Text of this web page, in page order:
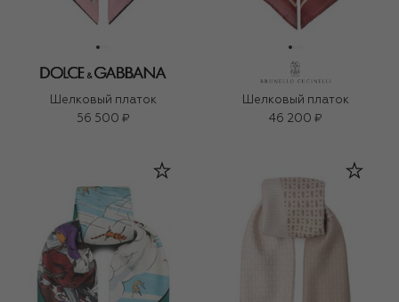
Шелковый платок
56 500 ₽
Шелковый платок
46 200 ₽